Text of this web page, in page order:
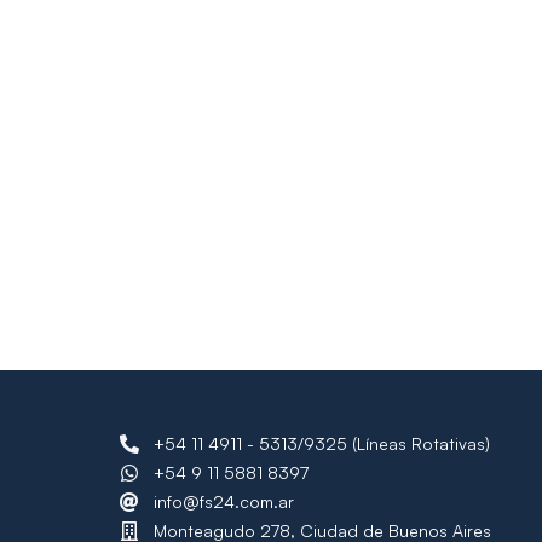
+54 11 4911 - 5313/9325 (Líneas Rotativas)
+54 9 11 5881 8397
info@fs24.com.ar
Monteagudo 278, Ciudad de Buenos Aires